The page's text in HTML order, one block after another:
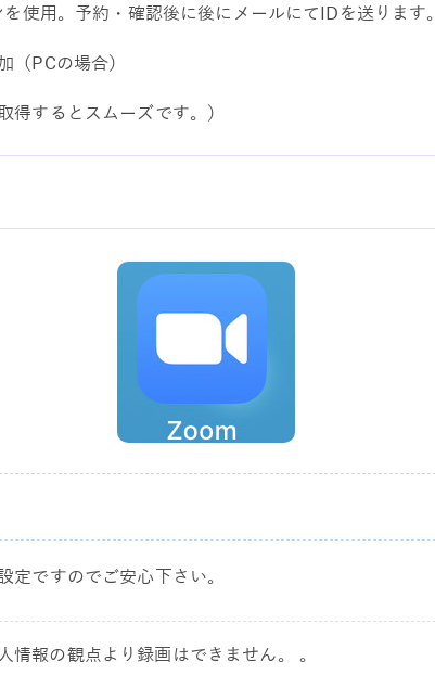
使用。予約・確認後に後にメールにてIDを送ります。
（PCの場合）
得するとスムーズです。）
定ですのでご安心下さい。
情報の観点より録画はできません。 。